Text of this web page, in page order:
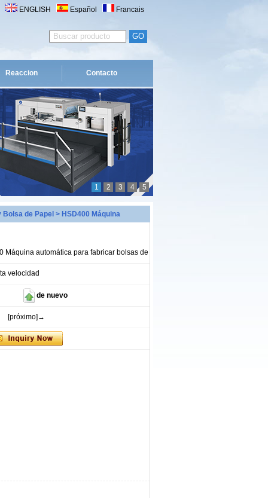
Francais
Español
ENGLISH
Reaccion Contacto
1 2 3 4 5
de Papel > HSD400 Máquina
Máquina automática para fabricar bolsas de
velocidad
de nuevo
[próximo]→